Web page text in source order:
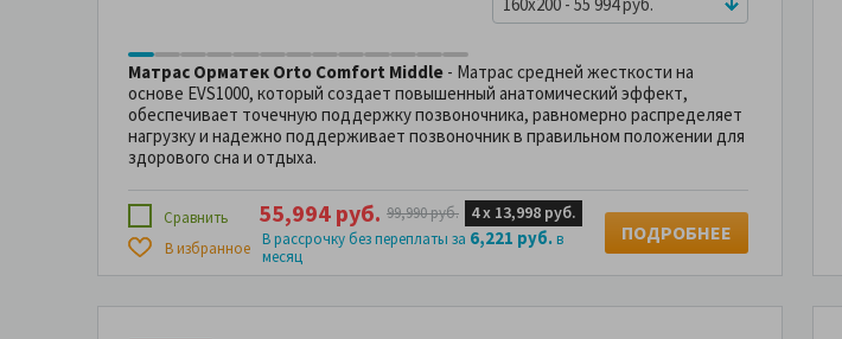
Матрас Орматек Orto Comfort Middle - Матрас средней жесткости на
основе EVS1000, который создает повышенный анатомический эффект,
обеспечивает точечную поддержку позвоночника, равномерно распределяет
нагрузку и надежно поддерживает позвоночник в правильном положении для
здорового сна и отдыха.
Сравнить
В избранное
55,994 руб. 99,990 руб. 4 х 13,998 руб.
В рассрочку без переплаты за 6,221 руб.в
месяц
ПОДРОБНЕЕ